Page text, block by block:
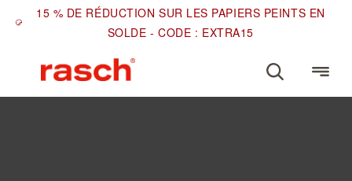
15 % DE RÉDUCTION SUR LES PAPIERS PEINTS EN
SOLDE - CODE : EXTRA15